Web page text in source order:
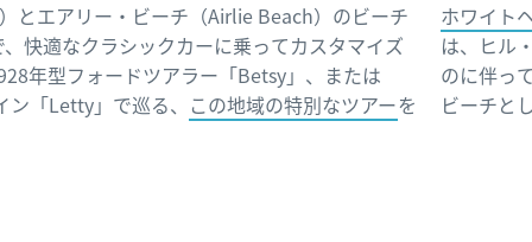
とエアリー・ビーチ（Airlie Beach）のビーチ
快適なクラシックカーに乗ってカスタマイズ
年型フォードツアラー「Betsy」、または
「Letty」で巡る、 この地域の特別なツアーを
ホワイト
は、ヒル
のに伴っ
ビーチと